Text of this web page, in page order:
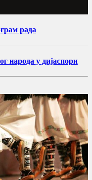
рада
народа у дијаспори